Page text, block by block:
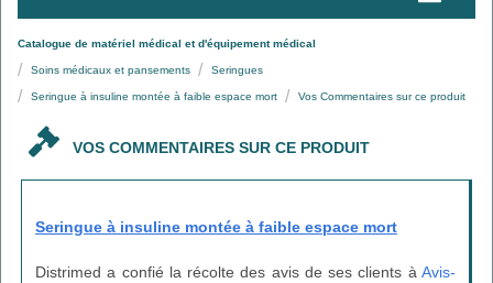
Catalogue de matériel médical et d'équipement médical
Soins médicaux et pansements Seringues
Seringue à insuline montée à faible espace mort Vos Commentaires sur ce produit
VOS COMMENTAIRES SUR CE PRODUIT
Seringue à insuline montée à faible espace mort
Distrimed a confié la récolte des avis de ses clients à Avis-